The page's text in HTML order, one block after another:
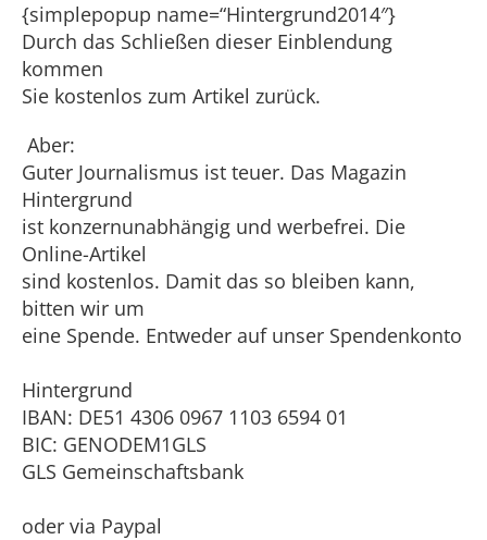
{simplepopup name=“Hintergrund2014″}
Durch das Schließen dieser Einblendung
kommen
Sie kostenlos zum Artikel zurück.
Aber:
Guter Journalismus ist teuer. Das Magazin
Hintergrund
ist konzernunabhängig und werbefrei. Die
Online-Artikel
sind kostenlos. Damit das so bleiben kann,
bitten wir um
eine Spende. Entweder auf unser Spendenkonto
Hintergrund
IBAN: DE51 4306 0967 1103 6594 01
BIC: GENODEM1GLS
GLS Gemeinschaftsbank
oder via Paypal